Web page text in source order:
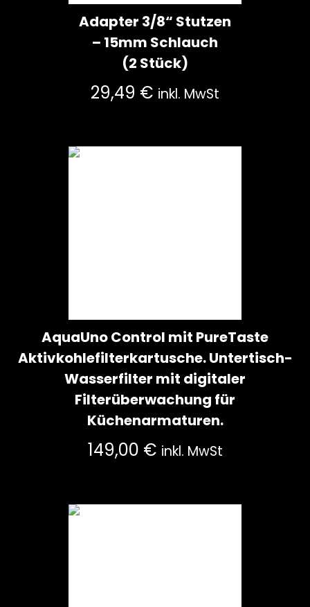
Adapter 3/8“ Stutzen
– 15mm Schlauch
(2 Stück)
29,49 € inkl. MwSt
AquaUno Control mit PureTaste
Aktivkohlefilterkartusche. Untertisch-
Wasserfilter mit digitaler
Filterüberwachung für
Küchenarmaturen.
149,00 € inkl. MwSt